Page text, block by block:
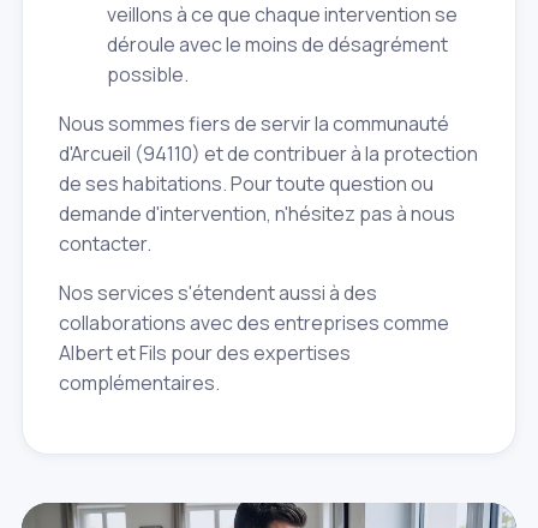
veillons à ce que chaque intervention se
déroule avec le moins de désagrément
possible.
Nous sommes fiers de servir la communauté
d'Arcueil (94110) et de contribuer à la protection
de ses habitations. Pour toute question ou
demande d'intervention, n'hésitez pas à nous
contacter.
Nos services s'étendent aussi à des
collaborations avec des entreprises comme
Albert et Fils pour des expertises
complémentaires.